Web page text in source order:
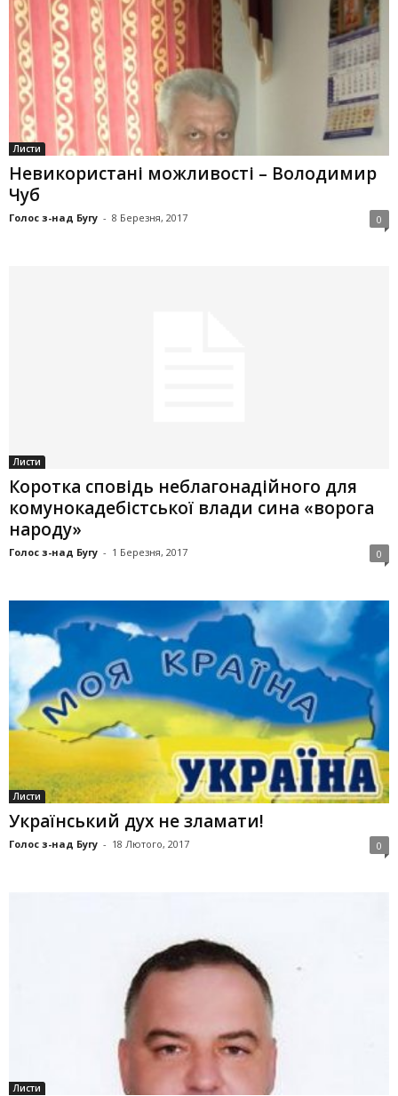
Листи
Невикористані можливості – Володимир
Чуб
Голос з-над Бугу - 8 Березня, 2017 0
Листи
Коротка сповідь неблагонадійного для
комунокадебістської влади сина «ворога
народу»
Голос з-над Бугу - 1 Березня, 2017 0
Листи
Український дух не зламати!
Голос з-над Бугу - 18 Лютого, 2017 0
Листи